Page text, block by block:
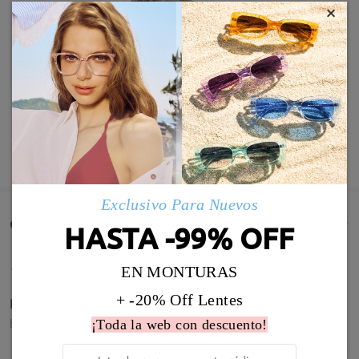
MOSTRAR MÁS
Comentarios de Clientes(628)
Para mí se quedó perfecto y elegante.
by Jul 28 , 2026
×
Exclusivo Para Nuevos
HASTA -99% OFF
EN MONTURAS
+ -20% Off Lentes
¡Toda la web con descuento!